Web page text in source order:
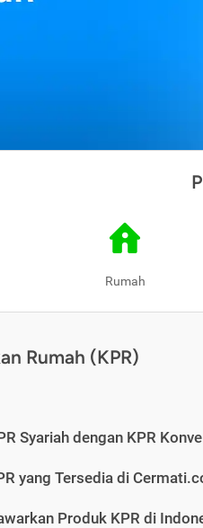
Rumah
Rumah (KPR)
Syariah dengan KPR
yang Tersedia di
Produk KPR di